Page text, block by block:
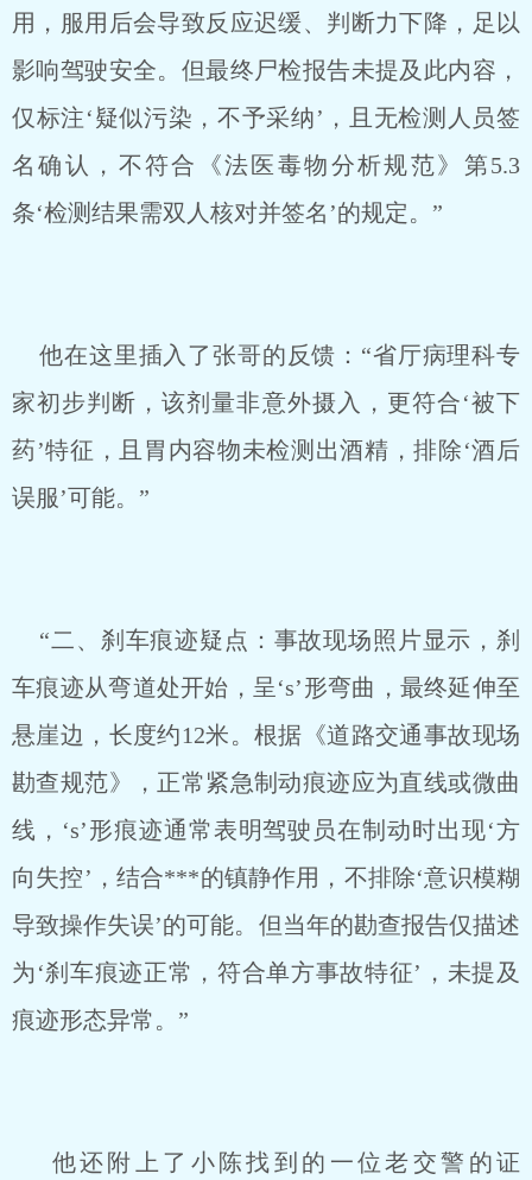
用，服用后会导致反应迟缓、判断力下降，足以
影响驾驶安全。但最终尸检报告未提及此内容，
仅标注‘疑似污染，不予采纳’，且无检测人员签
名确认，不符合《法医毒物分析规范》第5.3
条‘检测结果需双人核对并签名’的规定。”
他在这里插入了张哥的反馈：“省厅病理科专
家初步判断，该剂量非意外摄入，更符合‘被下
药’特征，且胃内容物未检测出酒精，排除‘酒后
误服’可能。”
“二、刹车痕迹疑点：事故现场照片显示，刹
车痕迹从弯道处开始，呈‘s’形弯曲，最终延伸至
悬崖边，长度约12米。根据《道路交通事故现场
勘查规范》，正常紧急制动痕迹应为直线或微曲
线，‘s’形痕迹通常表明驾驶员在制动时出现‘方
向失控’，结合***的镇静作用，不排除‘意识模糊
导致操作失误’的可能。但当年的勘查报告仅描述
为‘刹车痕迹正常，符合单方事故特征’，未提及
痕迹形态异常。”
他还附上了小陈找到的一位老交警的证